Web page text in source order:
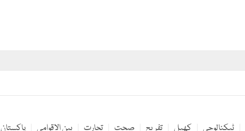
پاکستان بین الاقوامی تجارت صحت تفریح کھیل ٹیکنالوجی